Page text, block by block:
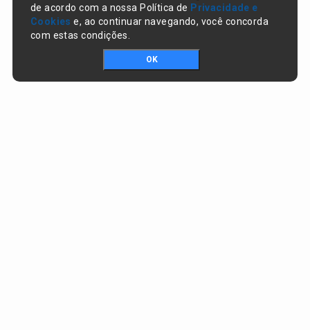
de acordo com a nossa Política de Privacidade e
Cookies e, ao continuar navegando, você concorda
com estas condições.
OK